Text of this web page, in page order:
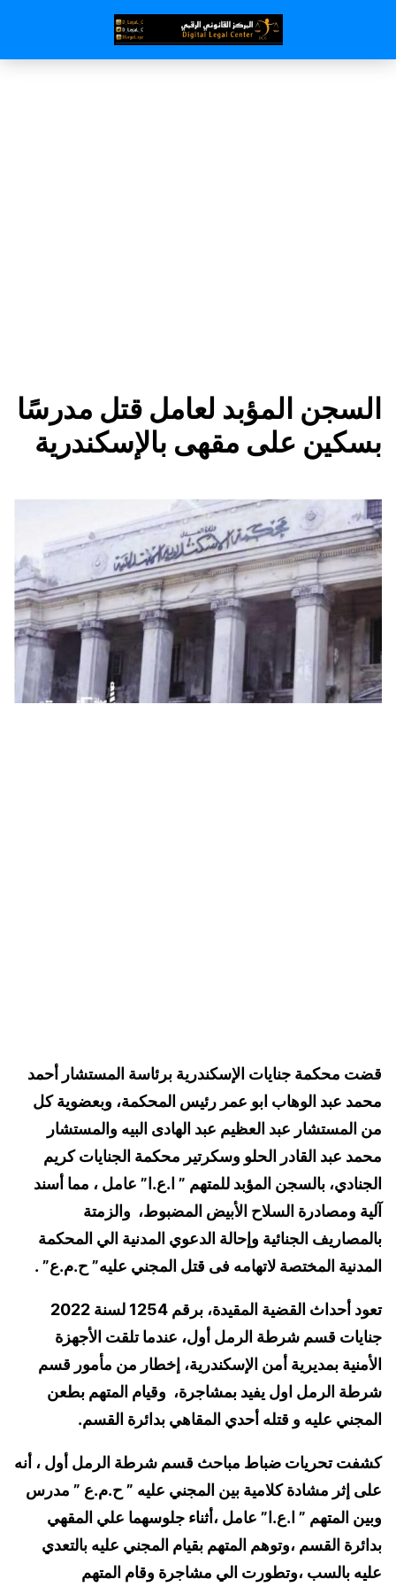
السجن المؤبد لعامل قتل مدرسًا
بسكين على مقهى بالإسكندرية
قضت محكمة جنايات الإسكندرية برئاسة المستشار أحمد
محمد عبد الوهاب ابو عمر رئيس المحكمة، وبعضوية كل
من المستشار عبد العظيم عبد الهادى البيه والمستشار
محمد عبد القادر الحلو وسكرتير محكمة الجنايات كريم
الجنادي، بالسجن المؤبد للمتهم ” ا.ع.ا” عامل ، مما أسند
آلية ومصادرة السلاح الأبيض المضبوط، والزمتة
بالمصاريف الجنائية وإحالة الدعوي المدنية الي المحكمة
المدنية المختصة لاتهامه فى قتل المجني عليه” ح.م.ع” .
تعود أحداث القضية المقيدة، برقم 1254 لسنة 2022
جنايات قسم شرطة الرمل أول، عندما تلقت الأجهزة
الأمنية بمديرية أمن الإسكندرية، إخطار من مأمور قسم
شرطة الرمل اول يفيد بمشاجرة، وقيام المتهم بطعن
المجني عليه و قتله أحدي المقاهي بدائرة القسم.
كشفت تحريات ضباط مباحث قسم شرطة الرمل أول ، أنه
على إثر مشادة كلامية بين المجني عليه ” ح.م.ع ” مدرس
وبين المتهم ” ا.ع.ا” عامل ،أثناء جلوسهما علي المقهي
بدائرة القسم ،وتوهم المتهم بقيام المجني عليه بالتعدي
عليه بالسب ،وتطورت الي مشاجرة وقام المتهم